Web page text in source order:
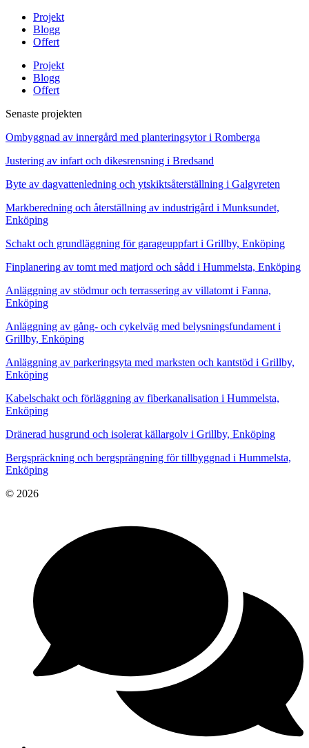
Projekt
Blogg
Offert
Projekt
Blogg
Offert
Senaste projekten
Ombyggnad av innergård med planteringsytor i Romberga
Justering av infart och dikesrensning i Bredsand
Byte av dagvattenledning och ytskiktsåterställning i Galgvreten
Markberedning och återställning av industrigård i Munksundet,
Enköping
Schakt och grundläggning för garageuppfart i Grillby, Enköping
Finplanering av tomt med matjord och sådd i Hummelsta, Enköping
Anläggning av stödmur och terrassering av villatomt i Fanna,
Enköping
Anläggning av gång- och cykelväg med belysningsfundament i
Grillby, Enköping
Anläggning av parkeringsyta med marksten och kantstöd i Grillby,
Enköping
Kabelschakt och förläggning av fiberkanalisation i Hummelsta,
Enköping
Dränerad husgrund och isolerat källargolv i Grillby, Enköping
Bergspräckning och bergsprängning för tillbyggnad i Hummelsta,
Enköping
© 2026